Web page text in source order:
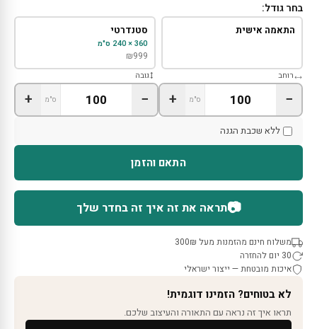
בחר גודל:
התאמה אישית סטנדרטי
360 × 240 ס"מ
₪999
רוחב
− ס"מ +
גובה
− ס"מ +
ללא שכבת הגנה
התאם והזמן
📷תראה את זה איך זה בחדר שלך
משלוח חינם מהזמנות מעל 300₪
30 יום להחזרה
איכות מובטחת — ייצור ישראלי
לא בטוחים? הזמינו דוגמית!
תראו איך זה נראה עם התאורה והעיצוב שלכם.